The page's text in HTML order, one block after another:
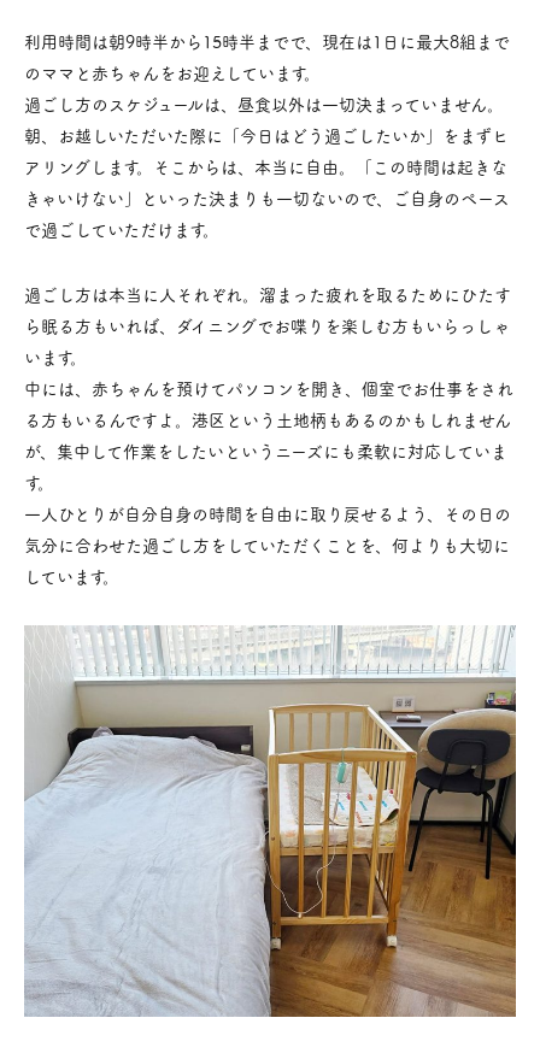
利用時間は朝9時半から15時半までで、現在は1日に最大8組まで
のママと赤ちゃんをお迎えしています。
過ごし方のスケジュールは、昼食以外は一切決まっていません。
朝、お越しいただいた際に「今日はどう過ごしたいか」をまずヒ
アリングします。そこからは、本当に自由。「この時間は起きな
きゃいけない」といった決まりも一切ないので、ご自身のペース
で過ごしていただけます。
過ごし方は本当に人それぞれ。溜まった疲れを取るためにひたす
ら眠る方もいれば、ダイニングでお喋りを楽しむ方もいらっしゃ
います。
中には、赤ちゃんを預けてパソコンを開き、個室でお仕事をされ
る方もいるんですよ。港区という土地柄もあるのかもしれません
が、集中して作業をしたいというニーズにも柔軟に対応していま
す。
一人ひとりが自分自身の時間を自由に取り戻せるよう、その日の
気分に合わせた過ごし方をしていただくことを、何よりも大切に
しています。